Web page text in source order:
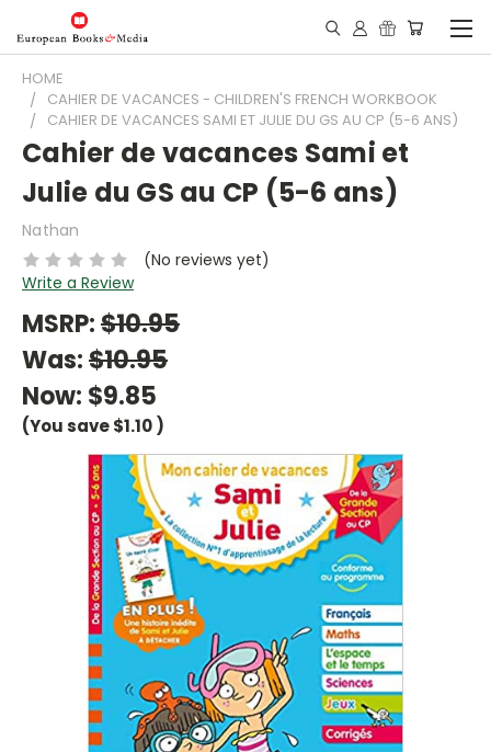
HOME
CAHIER DE VACANCES - CHILDREN'S FRENCH WORKBOOK
CAHIER DE VACANCES SAMI ET JULIE DU GS AU CP (5-6 ANS)
Cahier de vacances Sami et
Julie du GS au CP (5-6 ans)
Nathan
(No reviews yet)
Write a Review
MSRP:$10.95
Was:$10.95
Now: $9.85
(You save$1.10)